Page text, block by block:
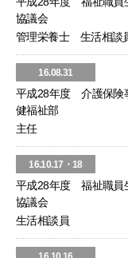
協議会
管理栄養士 生活相談
16.08.31
平成28年度 介護保険
健福祉部
主任
16.10.17・18
平成28年度 福祉職員
協議会
生活相談員